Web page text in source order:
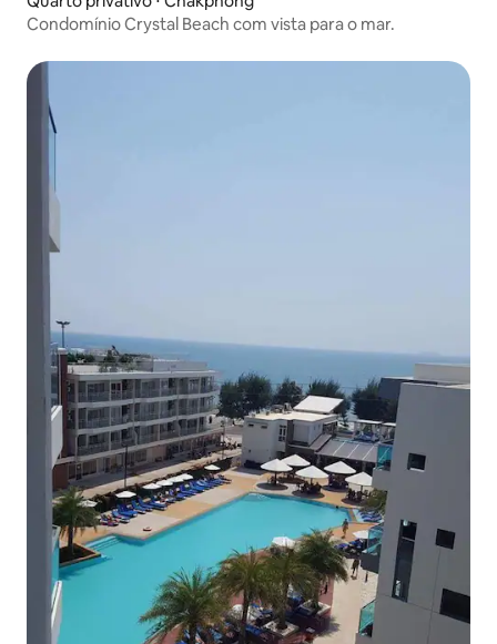
Condomínio Crystal Beach com vista para o mar.